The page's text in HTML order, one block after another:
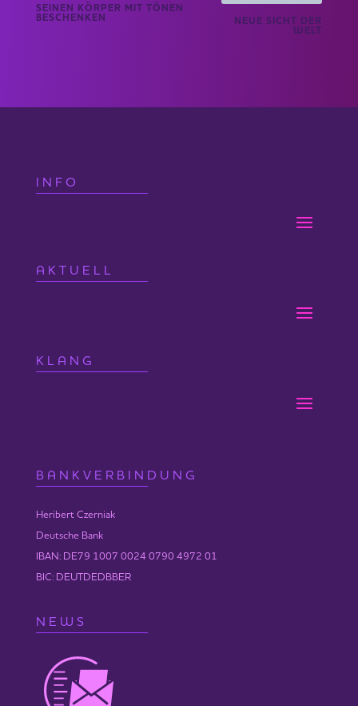
SEINEN KÖRPER MIT TÖNEN
BESCHENKEN NEUE SICHT DER
WELT
INFO
AKTUELL
KLANG
BANKVERBINDUNG
Heribert Czerniak
Deutsche Bank
IBAN: DE79 1007 0024 0790 4972 01
BIC: DEUTDEDBBER
NEWS